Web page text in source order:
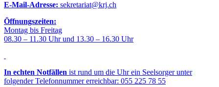
E-Mail-Adresse: sekretariat@krj.ch
Öffnungszeiten:
Montag bis Freitag
08.30 – 11.30 Uhr und 13.30 – 16.30 Uhr
In echten Notfällen ist rund um die Uhr ein Seelsorger unter
folgender Telefonnummer erreichbar: 055 225 78 55